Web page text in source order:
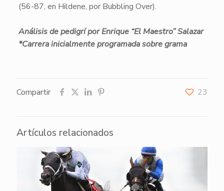
(56-87, en Hildene, por Bubbling Over).
Análisis de pedigrí por Enrique “El Maestro” Salazar
*Carrera inicialmente programada sobre grama
Compartir 23
Artículos relacionados